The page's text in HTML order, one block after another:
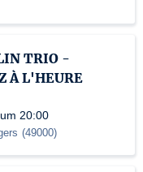
TRIO -
À L'HEURE
20:00
(49000)